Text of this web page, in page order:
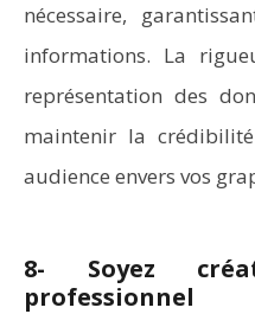
nécessaire,
informations. La
représentation des
maintenir la
audience envers vos
8- Soyez
professionnel